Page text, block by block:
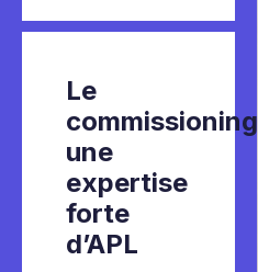
Le
commissioning
une
expertise
forte
d’APL